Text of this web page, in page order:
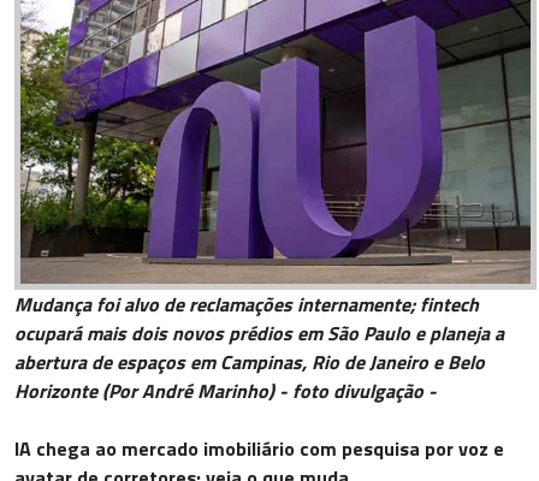
Mudança foi alvo de reclamações internamente; fintech
ocupará mais dois novos prédios em São Paulo e planeja a
abertura de espaços em Campinas, Rio de Janeiro e Belo
Horizonte (Por André Marinho) - foto divulgação -
IA chega ao mercado imobiliário com pesquisa por voz e